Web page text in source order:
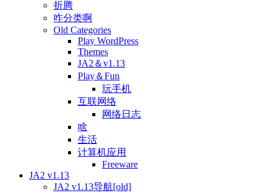
折腾
咋分类啊
Old Categories
Play WordPress
Themes
JA2＆v1.13
Play＆Fun
玩手机
互联网络
网络日志
啥
生活
计算机应用
Freeware
JA2 v1.13
JA2 v1.13导航[old]